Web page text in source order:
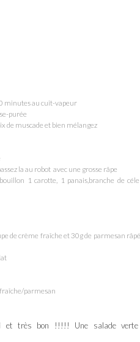
minutes au cuit-vapeur
purée
de muscade et bien mélangez
la au robot avec une grosse râpe
1 carotte, 1 panais,branche de
de crème fraîche et 30g de parmesan
parmesan
et très bon !!!!! Une salade verte